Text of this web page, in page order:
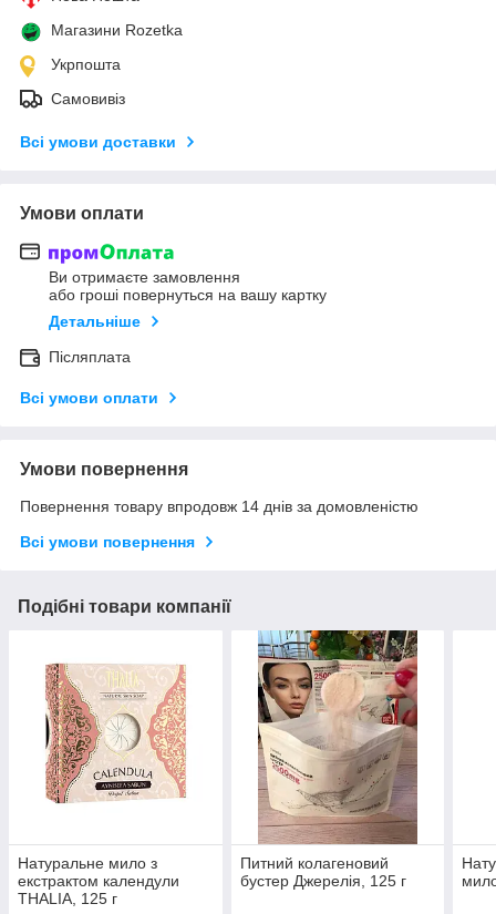
Магазини Rozetka
Укрпошта
Самовивіз
Всі умови доставки
Умови оплати
Ви отримаєте замовлення
або гроші повернуться на вашу картку
Детальніше
Післяплата
Всі умови оплати
Умови повернення
Повернення товару впродовж 14 днів за домовленістю
Всі умови повернення
Подібні товари компанії
Натуральне мило з
екстрактом календули
THALIA, 125 г
Питний колагеновий
бустер Джерелія, 125 г